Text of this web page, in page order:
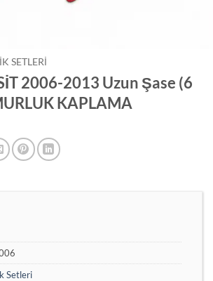
SETLERI
2006-2013 Uzun Şase (6
KAPLAMA
Setleri